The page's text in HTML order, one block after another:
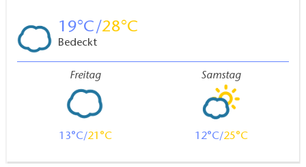
19 28
Bedeckt
Freitag
13 21
Samstag
12 25